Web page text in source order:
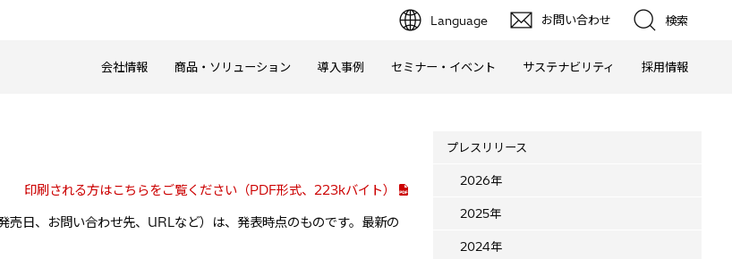
Language お問い合わせ 検索
会社情報 商品・ソリューション 導入事例 セミナー・イベント サステナビリティ 採用情報
印刷される方はこちらをご覧ください（PDF形式、223kバイト）
日、お問い合わせ先、URLなど）は、発表時点のものです。最新の
プレスリリース
2026年
2025年
2024年